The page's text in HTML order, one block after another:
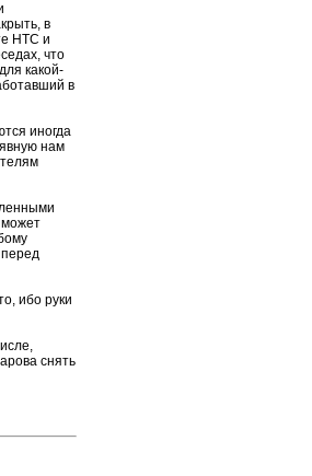
в
НТС и
что
какой-
в
иногда
нам
может
перед
ибо руки
снять